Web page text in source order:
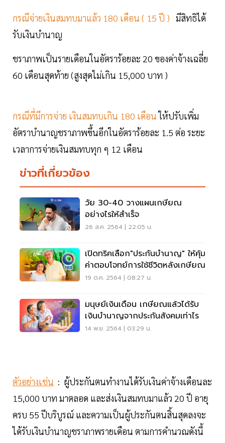
กรณีจ่ายเงินสมทบมาแล้ว 180 เดือน ( 15 ปี ) มีสิทธิได้
รับเงินบำนาญ
ชราภาพเป็นรายเดือนในอัตราร้อยละ 20 ของค่าจ้างเฉลี่ย
60 เดือนสุดท้าย (สูงสุดไม่เกิน 15,000 บาท )
กรณีที่มีการจ่าย เงินสมทบเกิน 180 เดือนให้ปรับเพิ่ม
อัตราบำนาญชราภาพขึ้นอีกในอัตราร้อยละ 1.5 ต่อ ระยะ
เวลาการจ่ายเงินสมทบทุก ๆ 12 เดือน
ข่าวที่เกี่ยวข้อง
วัย 30-40 วางแผนเกษียณ
อย่างไรให้สำเร็จ
26 ส.ค. 2564 | 22:05 น.
เปิดทริคเลือก"ประกันบำนาญ" ให้คุ้ม
ค่าตอบโจทย์การใช้ชีวิตหลังเกษียณ
19 ต.ค. 2564 | 08:27 น.
มนุษย์เงินเดือน เกษียณแล้วได้รับ
เงินบำนาญจากประกันสังคมเท่าไร
14 พ.ย. 2564 | 03:29 น.
ตัวอย่างเช่น : ผู้ประกันตนทำงานได้รับเงินค่าจ้างเดือนละ
15,000 บาท มาตลอด และส่งเงินสมทบมาแล้ว 20 ปี อายุ
ครบ 55 ปีบริบูรณ์ และความเป็นผู้ประกันตนสิ้นสุดลงจะ
ได้รับเงินบำนาญชราภาพรายเดือน ตามการคำนวณดังนี้